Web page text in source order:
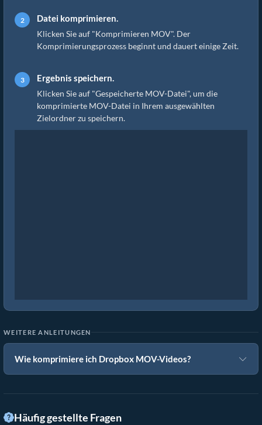
Datei komprimieren.
Klicken Sie auf "Komprimieren MOV". Der
Komprimierungsprozess beginnt und dauert einige Zeit.
Ergebnis speichern.
Klicken Sie auf "Gespeicherte MOV-Datei", um die
komprimierte MOV-Datei in Ihrem ausgewählten
Zielordner zu speichern.
WEITERE ANLEITUNGEN
Wie komprimiere ich Dropbox MOV-Videos?
Häufig gestellte Fragen